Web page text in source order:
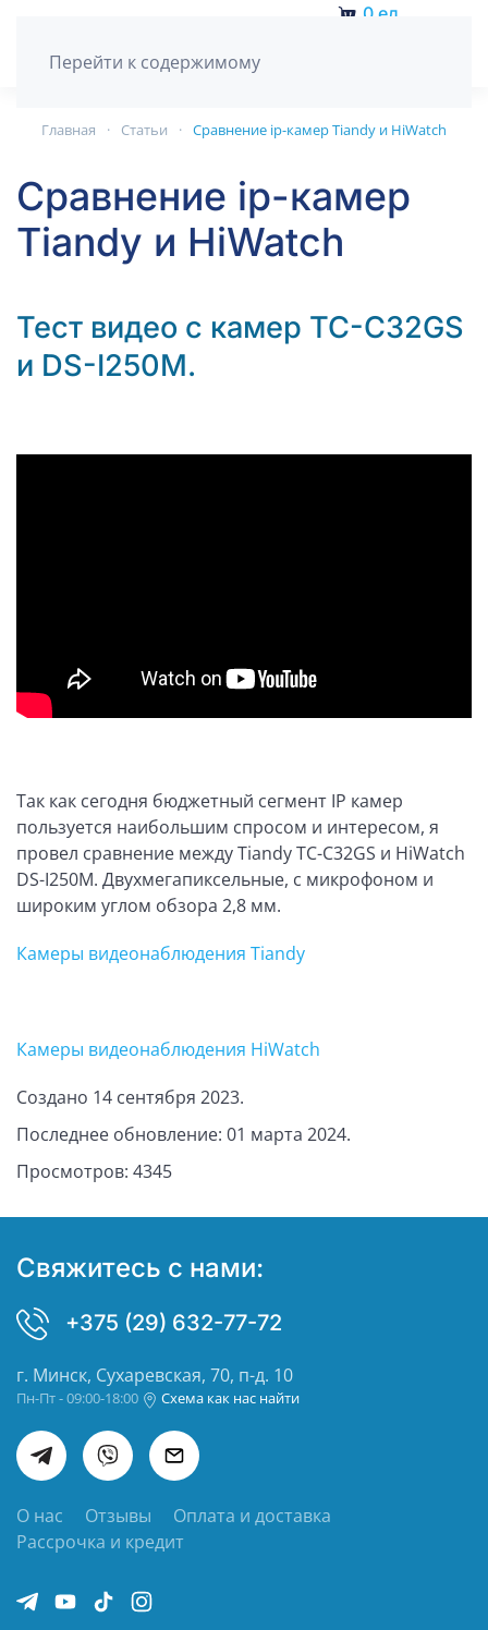
Перейти к содержимому
0 ед.
Главная Статьи Сравнение ip-камер Tiandy и HiWatch
Сравнение ip-камер
Tiandy и HiWatch
Тест видео с камер TC-C32GS
и DS-I250M.
Так как сегодня бюджетный сегмент IP камер
пользуется наибольшим спросом и интересом, я
провел сравнение между Tiandy TC-C32GS и HiWatch
DS-I250M. Двухмегапиксельные, с микрофоном и
широким углом обзора 2,8 мм.
Камеры видеонаблюдения Tiandy
Камеры видеонаблюдения HiWatch
Создано 14 сентября 2023.
Последнее обновление: 01 марта 2024.
Просмотров: 4345
Свяжитесь с нами:
+375 (29) 632-77-72
г. Минск, Сухаревская, 70, п-д. 10
Пн-Пт - 09:00-18:00 Схема как нас найти
О нас Отзывы
Оплата и доставка
Рассрочка и кредит